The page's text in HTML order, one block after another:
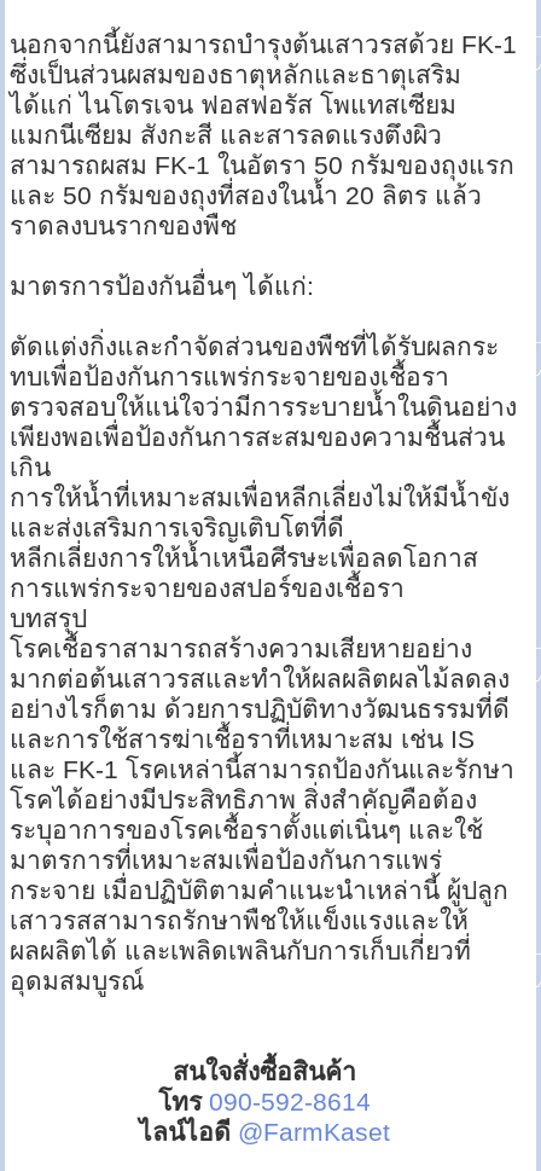
นอกจากนี้ยังสามารถบำรุงต้นเสาวรสด้วย FK-1
ซึ่งเป็นส่วนผสมของธาตุหลักและธาตุเสริม
ได้แก่ ไนโตรเจน ฟอสฟอรัส โพแทสเซียม
แมกนีเซียม สังกะสี และสารลดแรงตึงผิว
สามารถผสม FK-1 ในอัตรา 50 กรัมของถุงแรก
และ 50 กรัมของถุงที่สองในน้ำ 20 ลิตร แล้ว
ราดลงบนรากของพืช
มาตรการป้องกันอื่นๆ ได้แก่:
ตัดแต่งกิ่งและกำจัดส่วนของพืชที่ได้รับผลกระ
ทบเพื่อป้องกันการแพร่กระจายของเชื้อรา
ตรวจสอบให้แน่ใจว่ามีการระบายน้ำในดินอย่าง
เพียงพอเพื่อป้องกันการสะสมของความชื้นส่วน
เกิน
การให้น้ำที่เหมาะสมเพื่อหลีกเลี่ยงไม่ให้มีน้ำขัง
และส่งเสริมการเจริญเติบโตที่ดี
หลีกเลี่ยงการให้น้ำเหนือศีรษะเพื่อลดโอกาส
การแพร่กระจายของสปอร์ของเชื้อรา
บทสรุป
โรคเชื้อราสามารถสร้างความเสียหายอย่าง
มากต่อต้นเสาวรสและทำให้ผลผลิตผลไม้ลดลง
อย่างไรก็ตาม ด้วยการปฏิบัติทางวัฒนธรรมที่ดี
และการใช้สารฆ่าเชื้อราที่เหมาะสม เช่น IS
และ FK-1 โรคเหล่านี้สามารถป้องกันและรักษา
โรคได้อย่างมีประสิทธิภาพ สิ่งสำคัญคือต้อง
ระบุอาการของโรคเชื้อราตั้งแต่เนิ่นๆ และใช้
มาตรการที่เหมาะสมเพื่อป้องกันการแพร่
กระจาย เมื่อปฏิบัติตามคำแนะนำเหล่านี้ ผู้ปลูก
เสาวรสสามารถรักษาพืชให้แข็งแรงและให้
ผลผลิตได้ และเพลิดเพลินกับการเก็บเกี่ยวที่
อุดมสมบูรณ์
สนใจสั่งซื้อสินค้า
โทร 090-592-8614
ไลน์ไอดี @FarmKaset